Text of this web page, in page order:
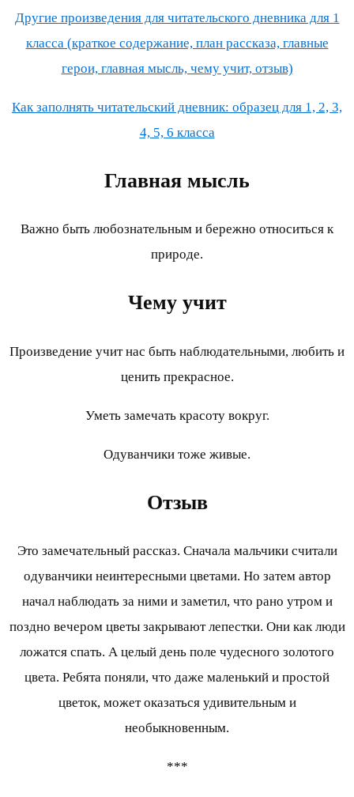
Другие произведения для читательского дневника для 1
класса (краткое содержание, план рассказа, главные
герои, главная мысль, чему учит, отзыв)
Как заполнять читательский дневник: образец для 1, 2, 3,
4, 5, 6 класса
Главная мысль
Важно быть любознательным и бережно относиться к
природе.
Чему учит
Произведение учит нас быть наблюдательными, любить и
ценить прекрасное.
Уметь замечать красоту вокруг.
Одуванчики тоже живые.
Отзыв
Это замечательный рассказ. Сначала мальчики считали
одуванчики неинтересными цветами. Но затем автор
начал наблюдать за ними и заметил, что рано утром и
поздно вечером цветы закрывают лепестки. Они как люди
ложатся спать. А целый день поле чудесного золотого
цвета. Ребята поняли, что даже маленький и простой
цветок, может оказаться удивительным и
необыкновенным.
***